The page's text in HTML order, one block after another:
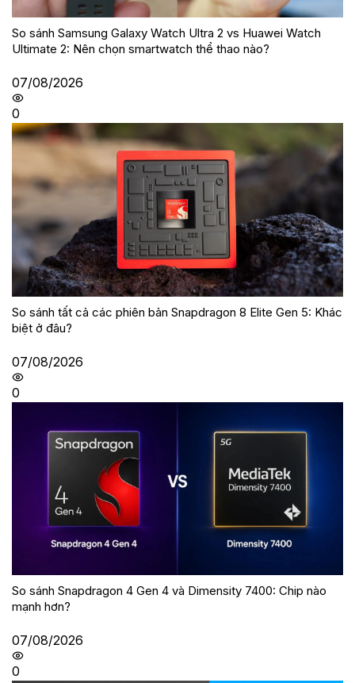
So sánh Samsung Galaxy Watch Ultra 2 vs Huawei Watch
Ultimate 2: Nên chọn smartwatch thể thao nào?
07/08/2026
0
So sánh tất cả các phiên bản Snapdragon 8 Elite Gen 5: Khác
biệt ở đâu?
07/08/2026
0
So sánh Snapdragon 4 Gen 4 và Dimensity 7400: Chip nào
mạnh hơn?
07/08/2026
0